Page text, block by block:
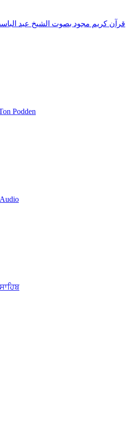
قرآن كريم مجود بصوت الشيخ عبد
Podden